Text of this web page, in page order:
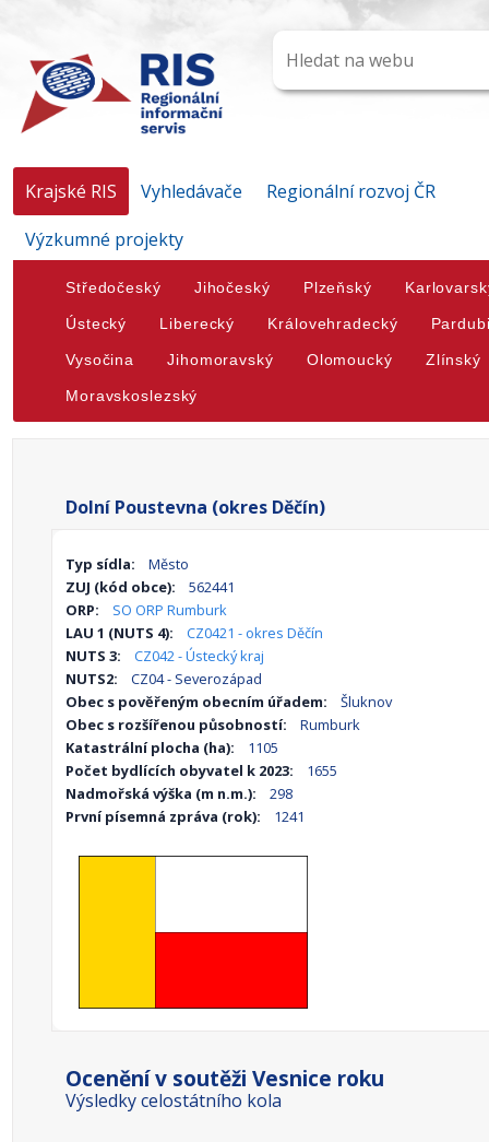
Krajské RIS Vyhledávače
Regionální rozvoj ČR
Výzkumné projekty
Středočeský Jihočeský Plzeňský
Ústecký Liberecký Královehradecký
Vysočina Jihomoravský Olomoucký Zlínský
Moravskoslezský
Dolní Poustevna (okres Děčín)
Typ sídla:
Město
ZUJ (kód obce):
562441
ORP:
SO ORP Rumburk
LAU 1 (NUTS 4):
CZ0421 - okres Děčín
NUTS 3:
CZ042 - Ústecký kraj
NUTS2:
CZ04 - Severozápad
Obec s pověřeným obecním úřadem:
Šluknov
Obec s rozšířenou působností:
Rumburk
Katastrální plocha (ha):
1105
Počet bydlících obyvatel k 2023:
1655
Nadmořská výška (m n.m.):
298
První písemná zpráva (rok):
1241
Ocenění v soutěži Vesnice roku
Výsledky celostátního kola